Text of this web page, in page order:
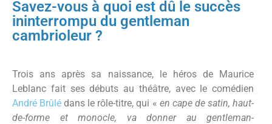
Savez-vous à quoi est dû le succès
ininterrompu du gentleman
cambrioleur ?
Trois ans après sa naissance, le héros de Maurice
Leblanc fait ses débuts au théâtre, avec le comédien
André Brûlé dans le rôle-titre, qui « en cape de satin, haut-
de-forme et monocle, va donner au gentleman-